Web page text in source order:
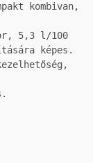
kombivan,
5,3 l/100
képes.